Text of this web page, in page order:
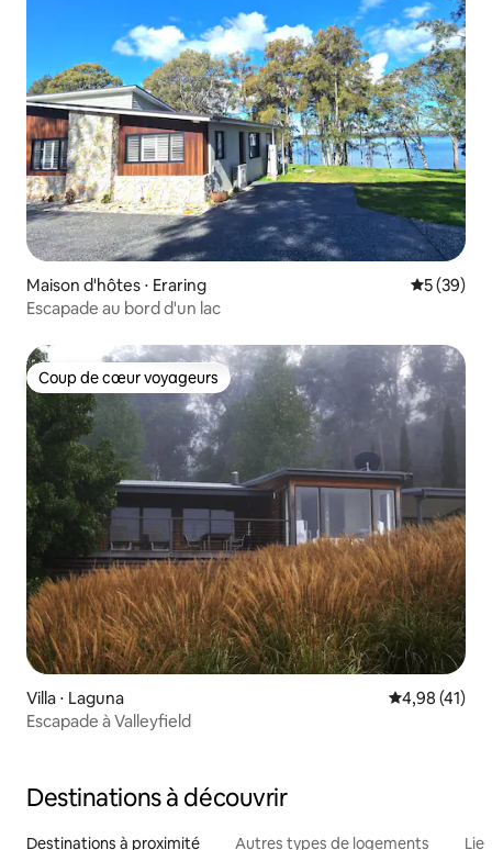
Maison d'hôtes ⋅ Eraring
5 (39)
Escapade au bord d'un lac
Coup de cœur voyageurs
Coup de cœur voyageurs
Villa ⋅ Laguna Évaluation
4,98 (41)
Escapade à Valleyfield
Destinations à découvrir
Destinations à proximité Autres types de logements